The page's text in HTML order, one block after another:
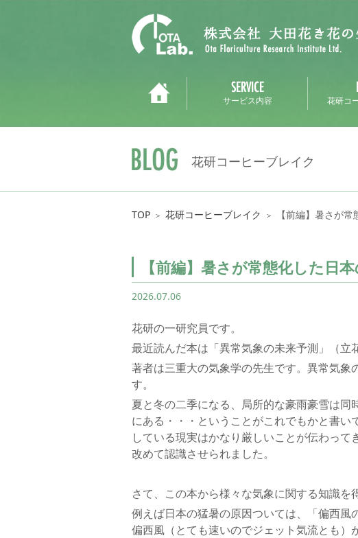
サービス内容 花研コ
花研コーヒーブレイク
TOP ＞ 花研コーヒーブレイク ＞ 【前編】暑さが
【前編】暑さが常態化した日
2026.07.06
花研の一研究員です。
最近読んだ本は「異常気象の未来予測」（立
著者は三重大の気象学の先生です。異常気象
す。
夏と冬の二季になる、局所的な豪雨豪雪は
にある・・・ということがこれでもかと書
している現実はかなり厳しいことが伝わっ
改めて認識させられました。
さて、この本から様々な気象に関する知識を
例えば日本の猛暑の原因ついては、「偏西
偏西風（とても速いのでジェット気流とも）